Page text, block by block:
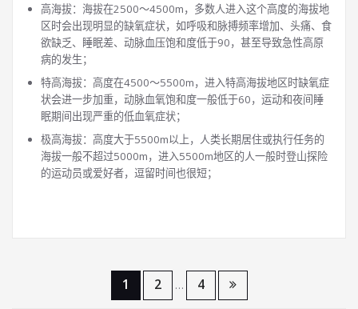
高海拔：海拔在2500～4500m，多数人进入这个高度的海拔地
区时会出现明显的缺氧症状，如呼吸和脉搏频率增加、头痛、食
欲缺乏、睡眠差、动脉血压饱和度低于90，甚至导致急性高原
病的发生；
特高海拔：高度在4500～5500m，进入特高海拔地区时缺氧症
状会进一步加重，动脉血氧饱和度一般低于60，运动和夜间睡
眠期间出现严重的低血氧症状；
极高海拔：高度大于5500m以上，人类长期居住或执行任务的
海拔一般不超过5000m，进入5500m地区的人一般时登山探险
的运动员或爱好者，逗留时间也很短；
1 2 … 4